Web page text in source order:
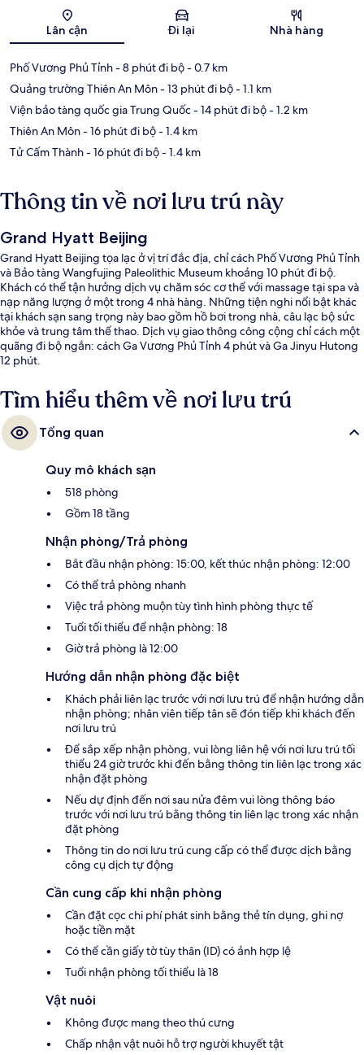
Bản đồ
Lân cận Đi lại Nhà hàng
Phố Vương Phủ Tỉnh- 8 phút đi bộ- 0.7 km
Quảng trường Thiên An Môn- 13 phút đi bộ- 1.1 km
Viện bảo tàng quốc gia Trung Quốc- 14 phút đi bộ- 1.2 km
Thiên An Môn- 16 phút đi bộ- 1.4 km
Tử Cấm Thành- 16 phút đi bộ- 1.4 km
Thông tin về nơi lưu trú này
Grand Hyatt Beijing
Grand Hyatt Beijing tọa lạc ở vị trí đắc địa, chỉ cách Phố Vương Phủ Tỉnh
và Bảo tàng Wangfujing Paleolithic Museum khoảng 10 phút đi bộ.
Khách có thể tận hưởng dịch vụ chăm sóc cơ thể với massage tại spa và
nạp năng lượng ở một trong 4 nhà hàng. Những tiện nghi nổi bật khác
tại khách sạn sang trọng này bao gồm hồ bơi trong nhà, câu lạc bộ sức
khỏe và trung tâm thể thao. Dịch vụ giao thông công cộng chỉ cách một
quãng đi bộ ngắn: cách Ga Vương Phủ Tỉnh 4 phút và Ga Jinyu Hutong
12 phút.
Tìm hiểu thêm về nơi lưu trú
Tổng quan
Quy mô khách sạn
518 phòng
Gồm 18 tầng
Nhận phòng/Trả phòng
Bắt đầu nhận phòng: 15:00, kết thúc nhận phòng: 12:00
Có thể trả phòng nhanh
Việc trả phòng muộn tùy tình hình phòng thực tế
Tuổi tối thiểu để nhận phòng: 18
Giờ trả phòng là 12:00
Hướng dẫn nhận phòng đặc biệt
Khách phải liên lạc trước với nơi lưu trú để nhận hướng dẫn
nhận phòng; nhân viên tiếp tân sẽ đón tiếp khi khách đến
nơi lưu trú
Để sắp xếp nhận phòng, vui lòng liên hệ với nơi lưu trú tối
thiểu 24 giờ trước khi đến bằng thông tin liên lạc trong xác
nhận đặt phòng
Nếu dự định đến nơi sau nửa đêm vui lòng thông báo
trước với nơi lưu trú bằng thông tin liên lạc trong xác nhận
đặt phòng
Thông tin do nơi lưu trú cung cấp có thể được dịch bằng
công cụ dịch tự động
Cần cung cấp khi nhận phòng
Cần đặt cọc chi phí phát sinh bằng thẻ tín dụng, ghi nợ
hoặc tiền mặt
Có thể cần giấy tờ tùy thân (ID) có ảnh hợp lệ
Tuổi nhận phòng tối thiểu là 18
Vật nuôi
Không được mang theo thú cưng
Chấp nhận vật nuôi hỗ trợ người khuyết tật